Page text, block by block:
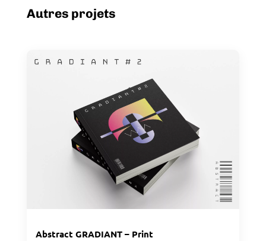
Autres projets
Abstract GRADIANT – Print